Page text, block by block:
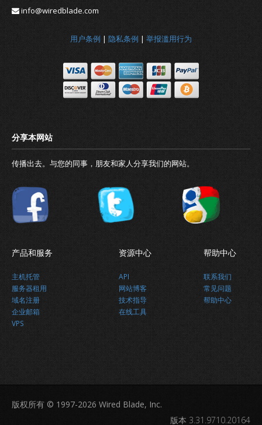
info@wiredblade.com
用户条例 | 隐私条例 | 举报滥用行为
传播出去。与您的同事，朋友和家人分享我们的网站。
产品和服务
主机托管
服务器租用
域名注册
企业邮箱
VPS
资源中心
API
网站博客
技术指导
在线工具
帮助中心
联系我们
常见问题
帮助中心
版权所有 © 1997-2026 Wired Blade, Inc.
版本 3.31.9710.20164